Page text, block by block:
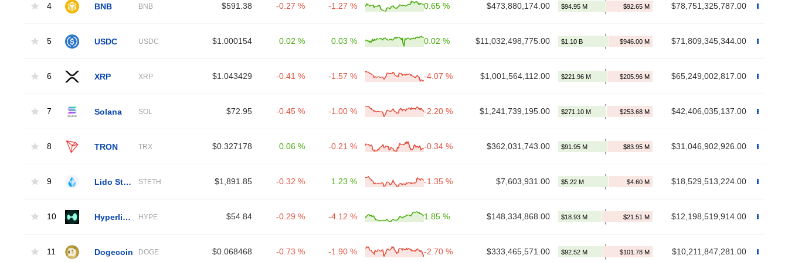
4 BNB BNB $591.38 -0.27 % -1.27 % 0.65 % $473,880,174.00 $78,751,325,787.00
5 USDC USDC $1.000154 0.02 % 0.03 % 0.02 % $11,032,498,775.00 $71,809,345,344.00
6 XRP XRP $1.043429 -0.41 % -1.57 % -4.07 % $1,001,564,112.00 $65,249,002,817.00
7 Solana SOL $72.95 -0.45 % -1.00 % -2.20 % $1,241,739,195.00 $42,406,035,137.00
8 TRON TRX $0.327178 0.06 % -0.21 % -0.34 % $362,031,743.00 $31,046,902,926.00
9 STETH $1,891.85 -0.32 % 1.23 % -1.35 % $7,603,931.00 $18,529,513,224.00
10 HYPE $54.84 -0.29 % -4.12 % 1.85 % $148,334,868.00 $12,198,519,914.00
11 Dogecoin DOGE $0.068468 -0.73 % -1.90 % -2.70 % $333,465,571.00 $10,211,847,281.00